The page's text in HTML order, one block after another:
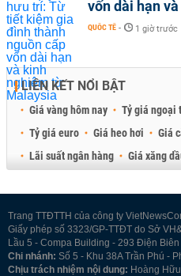
vốn dài hạn
QUỐC TẾ - 1 giờ trước
LIÊN KẾT NỔI BẬT
Giá vàng hôm nay Tỷ giá ngoại
Tỷ giá euro
Giá heo hơi Giá
Lãi suất ngân hàng
Giá xăng
Trang TTĐTTH của công ty
Giấy phép số 3323/GP-TTĐT do Sở
Lầu 5 - Compa Building - 293 Điện
Chi nhánh: Số 5 - Khu 38A Trần Phú -
Chịu trách nhiệm nội dung: Hoàng